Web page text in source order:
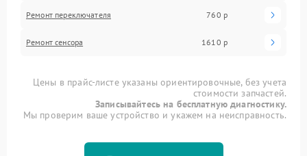
Ремонт переключателя 760 р
Ремонт сенсора 1610 р
Цены в прайс-листе указаны ориентировочные, без учета
стоимости запчастей.
Записывайтесь на бесплатную диагностику.
Мы проверим ваше устройство и укажем на неисправность.